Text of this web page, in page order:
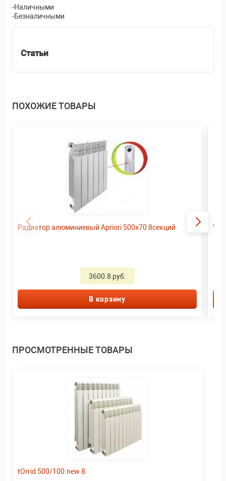
-Наличными
-Безналичными
Статьи
ПОХОЖИЕ ТОВАРЫ
Радиатор алюминиевый Apriori 500х70 8секций
3600.8 руб.
В корзину
ПРОСМОТРЕННЫЕ ТОВАРЫ
tOrrid 500/100.new 8